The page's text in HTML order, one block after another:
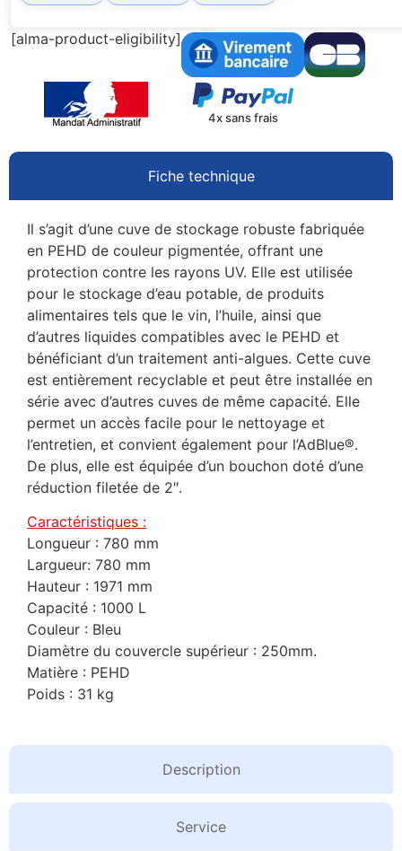
[alma-product-eligibility]
4x sans frais
Fiche technique
Description
Service
Il s’agit d’une cuve de stockage robuste fabriquée
en PEHD de couleur pigmentée, offrant une
protection contre les rayons UV. Elle est utilisée
pour le stockage d’eau potable, de produits
alimentaires tels que le vin, l’huile, ainsi que
d’autres liquides compatibles avec le PEHD et
bénéficiant d’un traitement anti-algues. Cette cuve
est entièrement recyclable et peut être installée en
série avec d’autres cuves de même capacité. Elle
permet un accès facile pour le nettoyage et
l’entretien, et convient également pour l’AdBlue®.
De plus, elle est équipée d’un bouchon doté d’une
réduction filetée de 2″.
Caractéristiques :
Longueur : 780 mm
Largueur: 780 mm
Hauteur : 1971 mm
Capacité : 1000 L
Couleur : Bleu
Diamètre du couvercle supérieur : 250mm.
Matière : PEHD
Poids : 31 kg